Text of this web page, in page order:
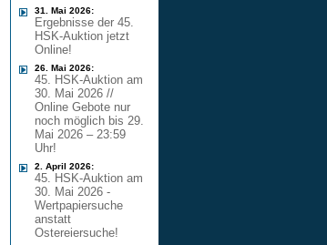
31. Mai 2026:
Ergebnisse der 45.
HSK-Auktion jetzt
Online!
26. Mai 2026:
45. HSK-Auktion am
30. Mai 2026 //
Online Gebote nur
noch möglich bis 29.
Mai 2026 – 23:59
Uhr!
2. April 2026:
45. HSK-Auktion am
30. Mai 2026 -
Wertpapiersuche
anstatt
Ostereiersuche!